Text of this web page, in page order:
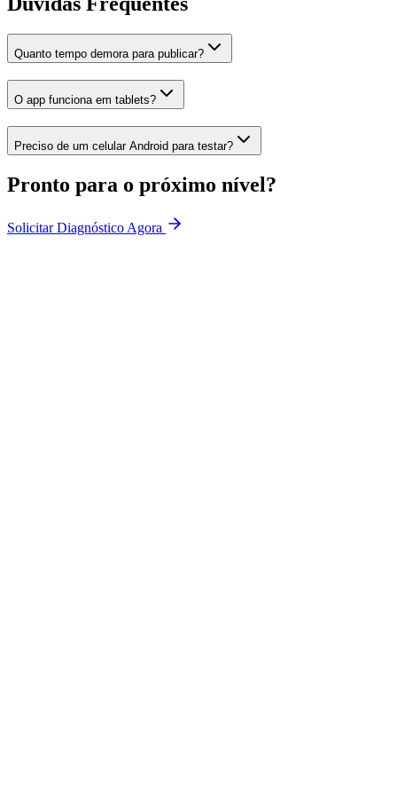
Quanto tempo demora para publicar?
O app funciona em tablets?
Preciso de um celular Android para testar?
Pronto para o próximo nível?
Solicitar Diagnóstico Agora